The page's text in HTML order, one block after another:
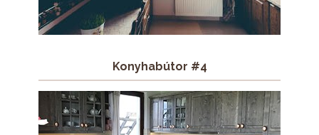
Konyhabútor #4